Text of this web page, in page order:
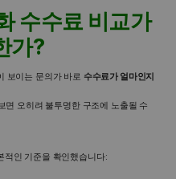
수수료 비교가
가?
보이는 문의가 바로 수수료가 얼마인지
면 오히려 불투명한 구조에 노출될 수
적인 기준을 확인했습니다: